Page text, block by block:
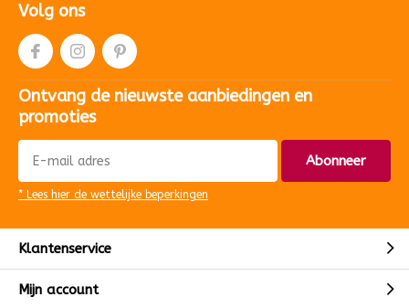
Volg ons
Ontvang de nieuwste aanbiedingen en
promoties
Abonneer
* Lees hier de wettelijke beperkingen
Klantenservice
Mijn account